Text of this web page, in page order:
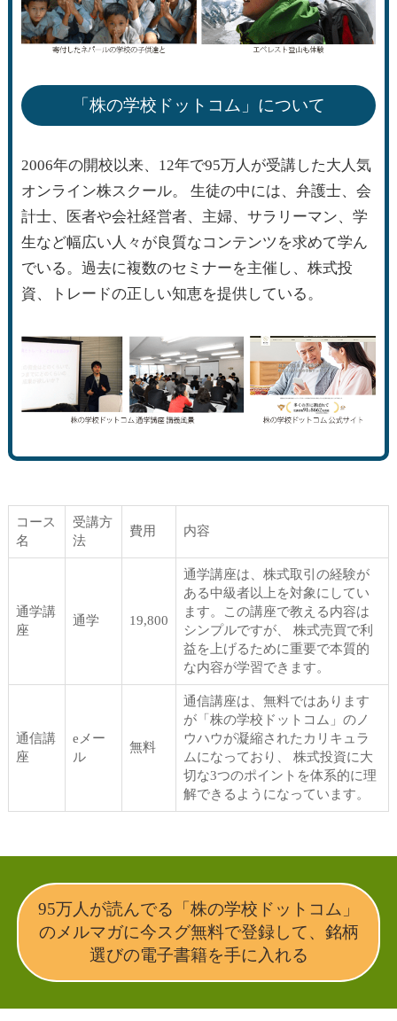
「株の学校ドットコム」について
2006年の開校以来、12年で95万人が受講した大人気
オンライン株スクール。 生徒の中には、弁護士、会
計士、医者や会社経営者、主婦、サラリーマン、学
生など幅広い人々が良質なコンテンツを求めて学ん
でいる。過去に複数のセミナーを主催し、株式投
資、トレードの正しい知恵を提供している。
コース
名
受講方
法
費用 内容
通学講
座
通学 19,800
通学講座は、株式取引の経験が
ある中級者以上を対象にしてい
ます。この講座で教える内容は
シンプルですが、 株式売買で利
益を上げるために重要で本質的
な内容が学習できます。
通信講
座
eメー
ル
無料
通信講座は、無料ではあります
が「株の学校ドットコム」のノ
ウハウが凝縮されたカリキュラ
ムになっており、 株式投資に大
切な3つのポイントを体系的に理
解できるようになっています。
95万人が読んでる「株の学校ドットコム」
のメルマガに今スグ無料で登録して、銘柄
選びの電子書籍を手に入れる